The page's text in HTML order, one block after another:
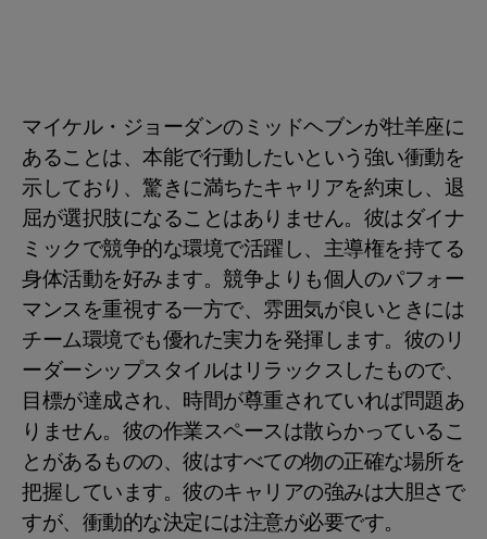
マイケル・ジョーダンのミッドヘブンが牡羊座に
あることは、本能で行動したいという強い衝動を
示しており、驚きに満ちたキャリアを約束し、退
屈が選択肢になることはありません。彼はダイナ
ミックで競争的な環境で活躍し、主導権を持てる
身体活動を好みます。競争よりも個人のパフォー
マンスを重視する一方で、雰囲気が良いときには
チーム環境でも優れた実力を発揮します。彼のリ
ーダーシップスタイルはリラックスしたもので、
目標が達成され、時間が尊重されていれば問題あ
りません。彼の作業スペースは散らかっているこ
とがあるものの、彼はすべての物の正確な場所を
把握しています。彼のキャリアの強みは大胆さで
すが、衝動的な決定には注意が必要です。